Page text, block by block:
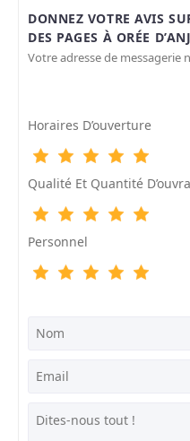
DONNEZ VOTRE AVIS
DES PAGES À ORÉE
Votre adresse de messagerie
Horaires D’ouverture
Qualité Et Quantité
Personnel